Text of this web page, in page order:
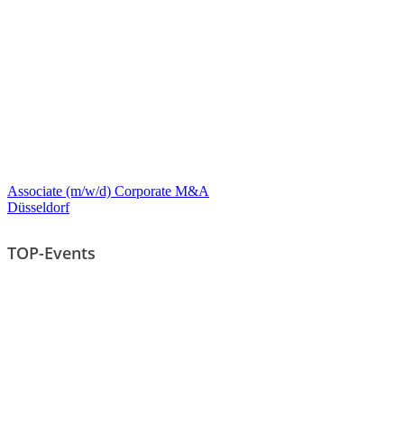
Associate (m/w/d) Corporate M&A
Düsseldorf
TOP-Events